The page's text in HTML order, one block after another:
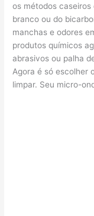
os métodos
branco ou do
manchas e odores
produtos químicos
abrasivos ou palha
Agora é só escolher
limpar. Seu micro-